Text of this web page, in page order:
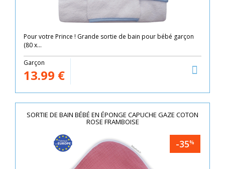
Pour votre Prince ! Grande sortie de bain pour bébé garçon
(80 x...
Garçon
13.99 €
SORTIE DE BAIN BÉBÉ EN ÉPONGE CAPUCHE GAZE COTON
ROSE FRAMBOISE
-35%